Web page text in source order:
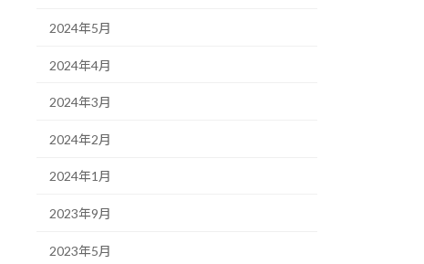
2024年5月
2024年4月
2024年3月
2024年2月
2024年1月
2023年9月
2023年5月